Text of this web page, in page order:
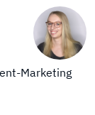
Marketing